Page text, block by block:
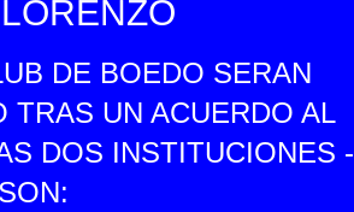
DE BOEDO SERAN
TRAS UN ACUERDO AL
DOS INSTITUCIONES -